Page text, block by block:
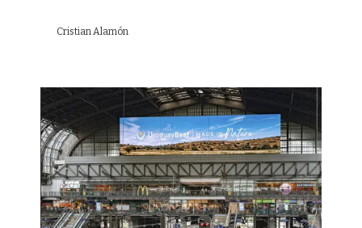
Cristian Alamón